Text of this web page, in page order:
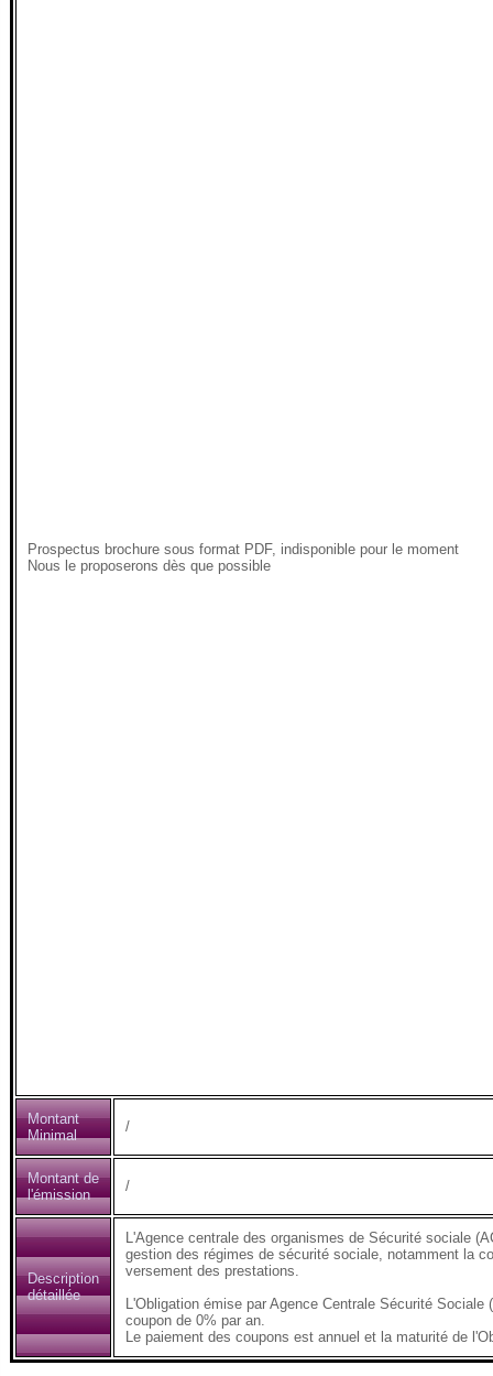
Prospectus brochure sous format PDF, indisponible pour le moment
Nous le proposerons dès que possible
Montant
Minimal
/
Montant de
l'émission
/
Description
détaillée
L'Agence centrale des organismes de Sécurité sociale
gestion des régimes de sécurité sociale, notamment la
versement des prestations.
L'Obligation émise par Agence Centrale Sécurité
coupon de 0% par an.
Le paiement des coupons est annuel et la maturité de